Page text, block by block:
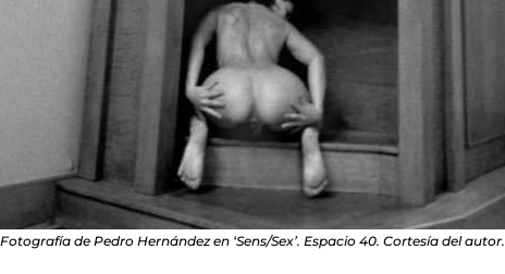
Fotografía de Pedro Hernández en ‘Sens/Sex’. Espacio 40. Cortesía del autor.